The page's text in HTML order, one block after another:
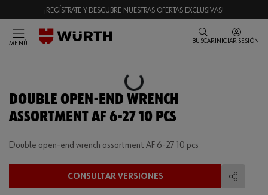
¡REGÍSTRATE Y DESCUBRE NUESTRAS OFERTAS EXCLUSIVAS!
MENÚ BUSCAR INICIAR SESIÓN
Loading...
DOUBLE OPEN-END WRENCH
ASSORTMENT AF 6-27 10 PCS
Double open-end wrench assortment AF 6-27 10 pcs
CONSULTAR VERSIONES